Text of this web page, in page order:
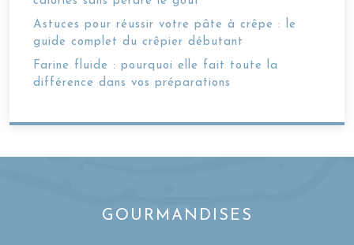
Astuces pour réussir votre pâte à crêpe : le
guide complet du crêpier débutant
Farine fluide : pourquoi elle fait toute la
différence dans vos préparations
GOURMANDISES